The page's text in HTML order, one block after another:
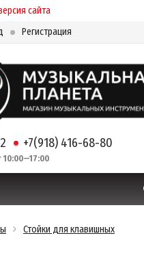
сайта
Регистрация
+7(918) 416-68-80
Стойки для клавишных